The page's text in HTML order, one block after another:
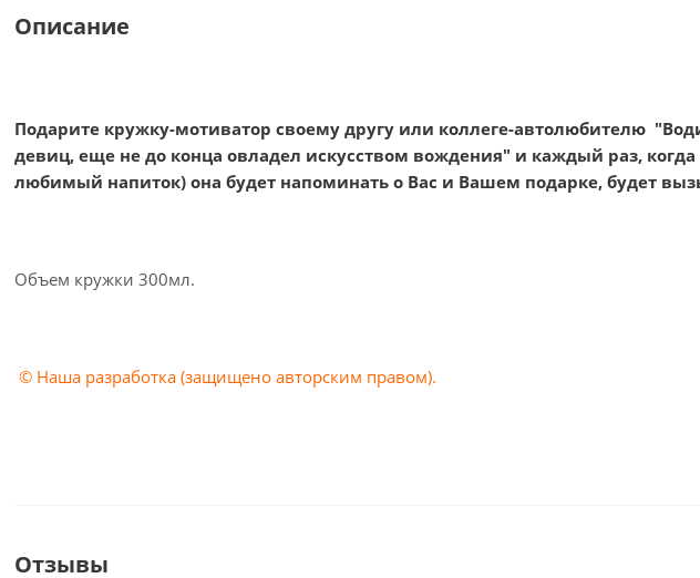
Описание
Подарите кружку-мотиватор своему другу или коллеге-автолюбителю
девиц, еще не до конца овладел искусством вождения" и каждый раз,
любимый напиток) она будет напоминать о Вас и Вашем подарке, будет
Объем кружки 300мл.
© Наша разработка (защищено авторским правом).
Отзывы